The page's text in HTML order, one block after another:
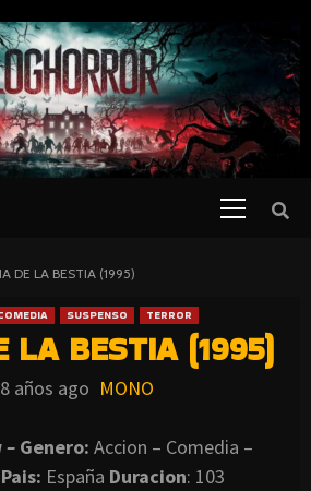
DE LA BESTIA (1995)
SUSPENSO TERROR
LA BESTIA (1995)
8 años ago MONO
– Genero: Accion – Comedia –
Pais: España Duracion: 103